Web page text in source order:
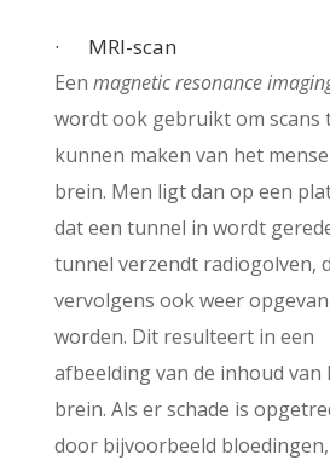
· MRI-scan
Een magnetic resonance
wordt ook gebruikt om scans
kunnen maken van het
brein. Men ligt dan op een
dat een tunnel in wordt
tunnel verzendt radiogolven,
vervolgens ook weer
worden. Dit resulteert in een
afbeelding van de inhoud van
brein. Als er schade is
door bijvoorbeeld